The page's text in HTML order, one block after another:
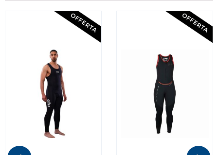
OFFERTA OFFERTA